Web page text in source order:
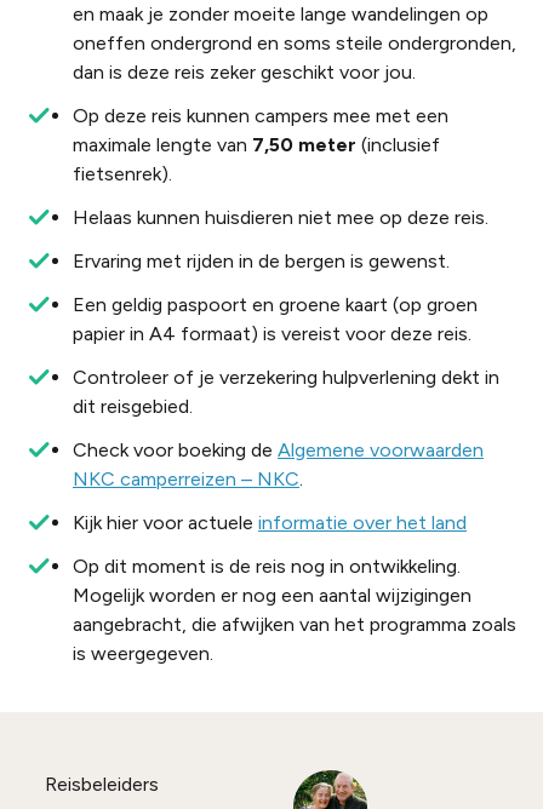
en maak je zonder moeite lange wandelingen op
oneffen ondergrond en soms steile ondergronden,
dan is deze reis zeker geschikt voor jou.
Op deze reis kunnen campers mee met een
maximale lengte van 7,50 meter (inclusief
fietsenrek).
Helaas kunnen huisdieren niet mee op deze reis.
Ervaring met rijden in de bergen is gewenst.
Een geldig paspoort en groene kaart (op groen
papier in A4 formaat) is vereist voor deze reis.
Controleer of je verzekering hulpverlening dekt in
dit reisgebied.
Check voor boeking de Algemene voorwaarden
NKC camperreizen – NKC
Kijk hier voor actuele informatie over het land
Op dit moment is de reis nog in ontwikkeling.
Mogelijk worden er nog een aantal wijzigingen
aangebracht, die afwijken van het programma zoals
is weergegeven.
Reisbeleiders